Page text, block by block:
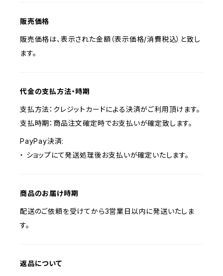
販売価格
販売価格は、表示された金額（表示価格/消費税込）と致し
ます。
代金の支払方法・時期
支払方法：クレジットカードによる決済がご利用頂けます。
支払時期：商品注文確定時でお支払いが確定致します。
PayPay決済:
・ ショップにて発送処理後お支払いが確定いたします。
商品のお届け時期
配送のご依頼を受けてから3営業日以内に発送いたしま
す。
返品について